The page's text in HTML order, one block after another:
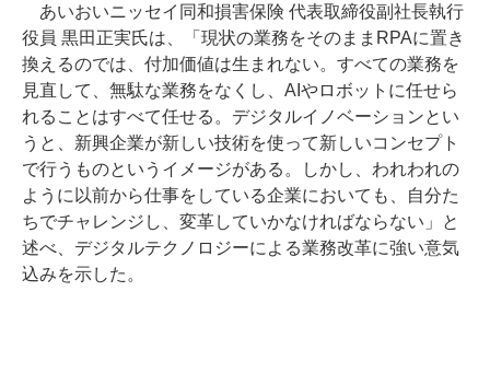
あいおいニッセイ同和損害保険 代表取締役副社長執行
役員 黒田正実氏は、「現状の業務をそのままRPAに置き
換えるのでは、付加価値は生まれない。すべての業務を
見直して、無駄な業務をなくし、AIやロボットに任せら
れることはすべて任せる。デジタルイノベーションとい
うと、新興企業が新しい技術を使って新しいコンセプト
で行うものというイメージがある。しかし、われわれの
ように以前から仕事をしている企業においても、自分た
ちでチャレンジし、変革していかなければならない」と
述べ、デジタルテクノロジーによる業務改革に強い意気
込みを示した。